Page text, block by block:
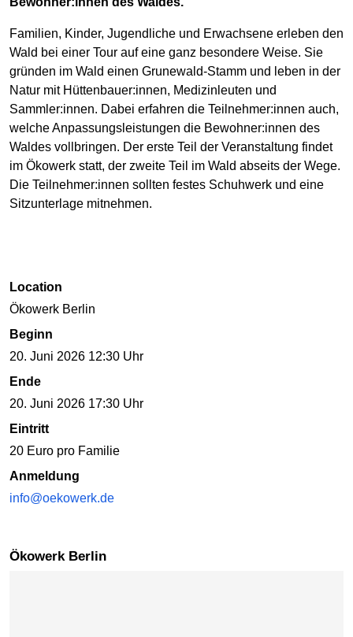
Familien, Kinder, Jugendliche und Erwachsene erleben den
Wald bei einer Tour auf eine ganz besondere Weise. Sie
gründen im Wald einen Grunewald-Stamm und leben in der
Natur mit Hüttenbauer:innen, Medizinleuten und
Sammler:innen. Dabei erfahren die Teilnehmer:innen auch,
welche Anpassungsleistungen die Bewohner:innen des
Waldes vollbringen. Der erste Teil der Veranstaltung findet
im Ökowerk statt, der zweite Teil im Wald abseits der Wege.
Die Teilnehmer:innen sollten festes Schuhwerk und eine
Sitzunterlage mitnehmen.
Location
Ökowerk Berlin
Beginn
20. Juni 2026 12:30 Uhr
Ende
20. Juni 2026 17:30 Uhr
Eintritt
20 Euro pro Familie
Anmeldung
info@oekowerk.de
Ökowerk Berlin